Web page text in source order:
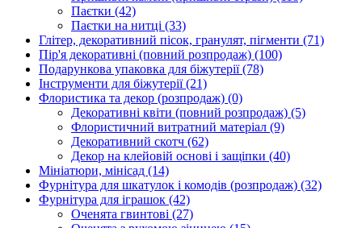
Паєтки (42)
Паєтки на нитці (33)
Глітер, декоративний пісок, гранулят, пігменти (71)
Пір'я декоративні (повний розпродаж) (100)
Подарункова упаковка для біжутерії(78)
Інструменти для біжутерії(21)
Флористика та декор (розпродаж) (0)
Декоративні квіти (повний розпродаж) (5)
Флористичний витратний матеріал (9)
Декоративний скотч (62)
Декор на клейовій основі і защіпки (40)
Мініатюри, мінісад (14)
Фурнітура для шкатулок і комодів (розпродаж) (32)
Фурнітура для іграшок (42)
Оченята гвинтові (27)